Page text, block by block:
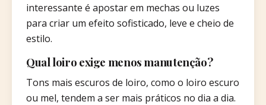
interessante é apostar em mechas ou luzes
para criar um efeito sofisticado, leve e cheio de
estilo.
Qual loiro exige menos manutenção?
Tons mais escuros de loiro, como o loiro escuro
ou mel, tendem a ser mais práticos no dia a dia.